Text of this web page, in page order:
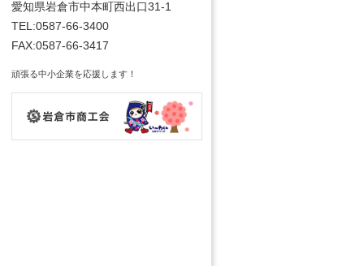
愛知県岩倉市中本町西出口31-1
TEL:0587-66-3400
FAX:0587-66-3417
頑張る中小企業を応援します！